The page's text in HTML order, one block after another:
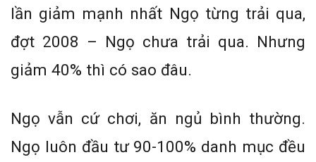
lần giảm mạnh nhất Ngọ từng trải qua,
đợt 2008 – Ngọ chưa trải qua. Nhưng
giảm 40% thì có sao đâu.
Ngọ vẫn cứ chơi, ăn ngủ bình thường.
Ngọ luôn đầu tư 90-100% danh mục đều